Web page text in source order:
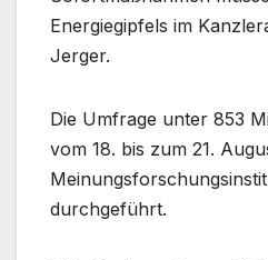
Energiegipfels im
Jerger.
Die Umfrage unter 853
vom 18. bis zum 21.
durchgeführt.